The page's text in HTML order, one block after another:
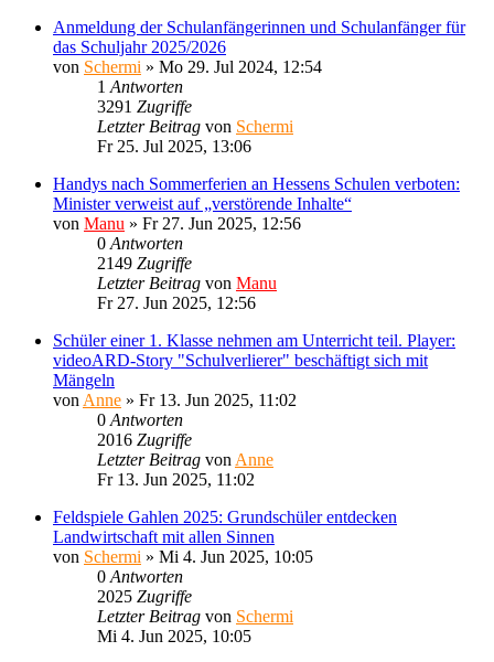
Anmeldung der Schulanfängerinnen und Schulanfänger für
das Schuljahr 2025/2026
von Schermi » Mo 29. Jul 2024, 12:54
1 Antworten
3291 Zugriffe
Letzter Beitrag von Schermi
Fr 25. Jul 2025, 13:06
Handys nach Sommerferien an Hessens Schulen verboten:
Minister verweist auf „verstörende Inhalte“
von Manu » Fr 27. Jun 2025, 12:56
0 Antworten
2149 Zugriffe
Letzter Beitrag von Manu
Fr 27. Jun 2025, 12:56
Schüler einer 1. Klasse nehmen am Unterricht teil. Player:
videoARD-Story "Schulverlierer" beschäftigt sich mit
Mängeln
von Anne » Fr 13. Jun 2025, 11:02
0 Antworten
2016 Zugriffe
Letzter Beitrag von Anne
Fr 13. Jun 2025, 11:02
Feldspiele Gahlen 2025: Grundschüler entdecken
Landwirtschaft mit allen Sinnen
von Schermi » Mi 4. Jun 2025, 10:05
0 Antworten
2025 Zugriffe
Letzter Beitrag von Schermi
Mi 4. Jun 2025, 10:05